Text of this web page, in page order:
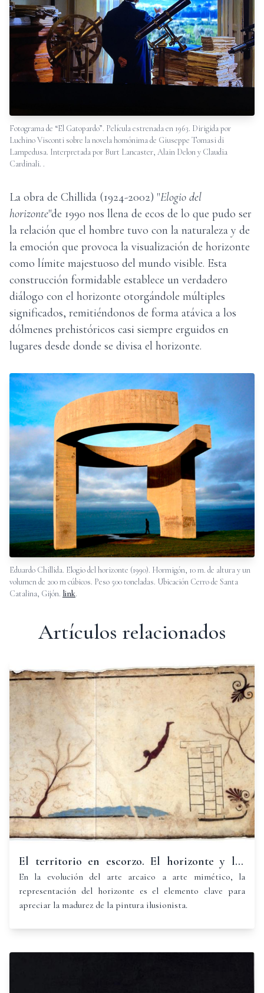
Fotograma de “El Gatopardo”. Película estrenada en 1963. Dirigida por
Luchino Visconti sobre la novela homónima de Giuseppe Tomasi di
Lampedusa. Interpretada por Burt Lancaster, Alain Delon y Claudia
Cardinali. .
La obra de Chillida (1924-2002) "Elogio del
horizonte"de 1990 nos llena de ecos de lo que pudo ser
la relación que el hombre tuvo con la naturaleza y de
la emoción que provoca la visualización de horizonte
como límite majestuoso del mundo visible. Esta
construcción formidable establece un verdadero
diálogo con el horizonte otorgándole múltiples
significados, remitiéndonos de forma atávica a los
dólmenes prehistóricos casi siempre erguidos en
lugares desde donde se divisa el horizonte.
Eduardo Chillida. Elogio del horizonte (1990). Hormigón, 10 m. de altura y un
volumen de 200 m cúbicos. Peso 500 toneladas. Ubicación Cerro de Santa
Catalina, Gijón. link.
Artículos relacionados
El territorio en escorzo. El horizonte y los
ítems de la visión monocular I.
En la evolución del arte arcaico a arte mimético, la
representación del horizonte es el elemento clave para
apreciar la madurez de la pintura ilusionista.